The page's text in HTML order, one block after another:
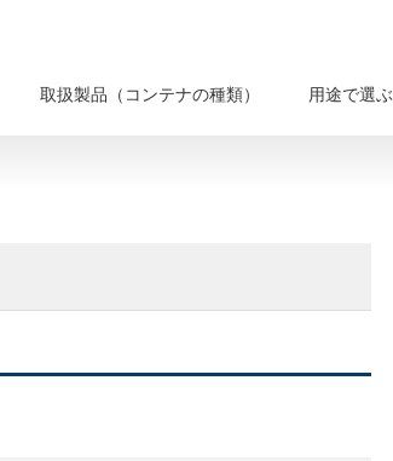
取扱製品（コンテナの種類） 用途で選ぶ